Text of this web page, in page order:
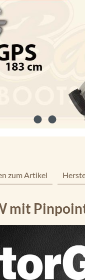
zum Artikel
mit